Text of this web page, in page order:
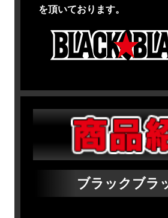
を頂いております。
ブラックブラ